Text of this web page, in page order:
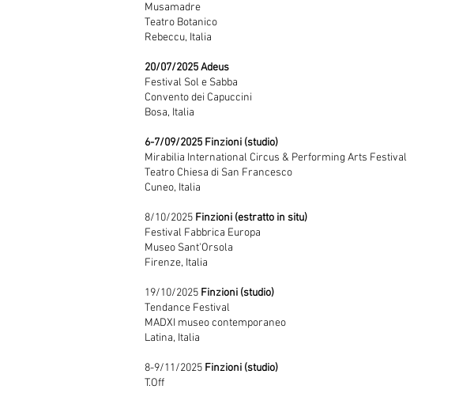
Musamadre
Teatro Botanico
Rebeccu, Italia
20/07/2025 Adeus
Festival Sol e Sabba
Convento dei Capuccini
Bosa, Italia
6-7/09/2025 Finzioni (studio)
Mirabilia International Circus & Performing Arts Festival
Teatro Chiesa di San Francesco
Cuneo, Italia
8/10/2025 Finzioni (estratto in situ)
Festival Fabbrica Europa
Museo Sant'Orsola
Firenze, Italia
19/10/2025 Finzioni (studio)
Tendance Festival
MADXI museo contemporaneo
Latina, Italia
8-9/11/2025 Finzioni (studio)
T.Off